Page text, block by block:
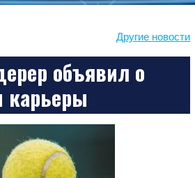
Другие новости
объявил о
карьеры